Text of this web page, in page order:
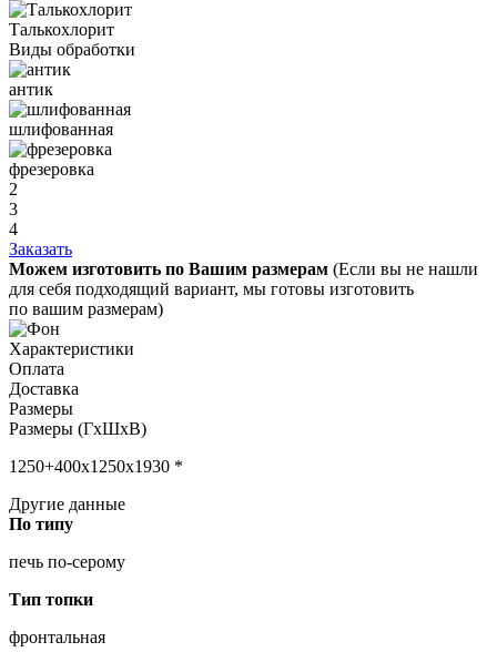
Талькохлорит
Виды обработки
антик
шлифованная
фрезеровка
2
3
4
Заказать
Можем изготовить по Вашим размерам (Если вы не нашли
для себя подходящий вариант, мы готовы изготовить
по вашим размерам)
Характеристики
Оплата
Доставка
Размеры
Размеры (ГхШхВ)
1250+400х1250х1930 *
Другие данные
По типу
печь по-серому
Тип топки
фронтальная